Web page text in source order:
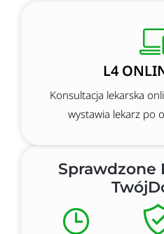
Sprawdzone
L4
Konsultacja lekarska
wystawia lekarz po